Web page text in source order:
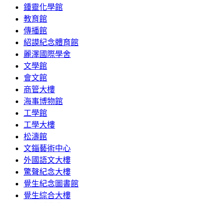
鍾靈化學館
教育館
傳播館
紹謨紀念體育館
麗澤國際學舍
文學館
會文館
商管大樓
海事博物館
工學館
工學大樓
松濤館
文錙藝術中心
外國語文大樓
驚聲紀念大樓
覺生紀念圖書館
覺生綜合大樓